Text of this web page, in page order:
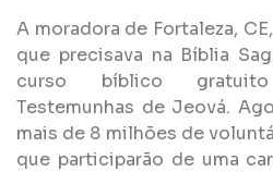
A moradora de Fortaleza,
que precisava na Bíblia
curso bíblico
Testemunhas de Jeová.
mais de 8 milhões de
que participarão de uma